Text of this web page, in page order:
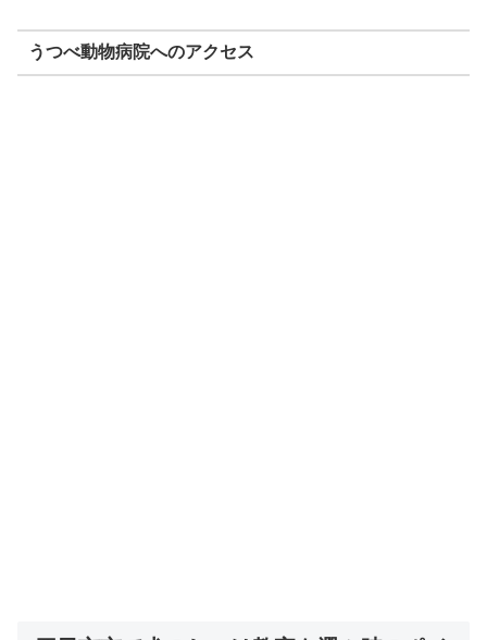
うつべ動物病院へのアクセス